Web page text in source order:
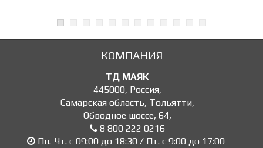
КОМПАНИЯ
ТД МАЯК
445000, Россия,
Самарская область, Тольятти,
Обводное шоссе, 64,
8 800 222 0216
Пн.-Чт. с 09:00 до 18:30 / Пт. с 9:00 до 17:00